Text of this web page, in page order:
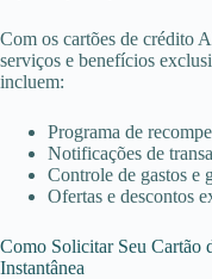
Com os cartões de crédito
serviços e benefícios
incluem:
Programa de
Notificações de
Controle de gastos e
Ofertas e descontos
Como Solicitar Seu Cartão
Instantânea